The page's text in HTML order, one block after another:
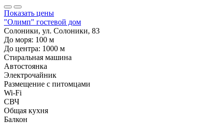
Показать цены
"Олимп" гостевой дом
Солоники, ул. Солоники, 83
До моря: 100 м
До центра: 1000 м
Стиральная машина
Автостоянка
Электрочайник
Размещение с питомцами
Wi-Fi
СВЧ
Общая кухня
Балкон